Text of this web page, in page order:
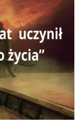
Maryi,
surową treść jej